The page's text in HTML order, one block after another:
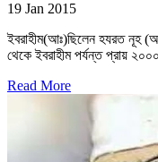
19 Jan 2015
ইবরাহীম(আঃ)ছিলেন হযরত
থেকে ইবরাহীম পর্যন্ত প্রায়
Read More